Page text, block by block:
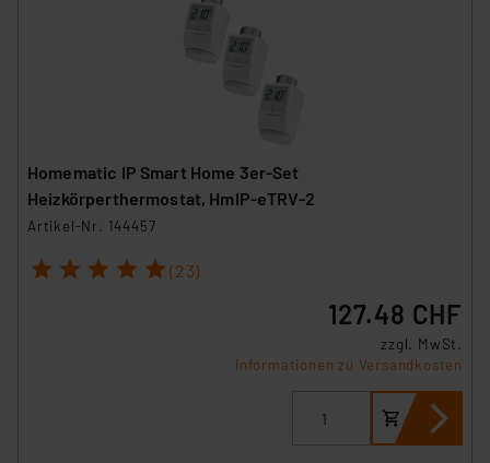
Homematic IP Smart Home 3er-Set
Heizkörperthermostat, HmIP-eTRV-2
Artikel-Nr. 144457
1 2 3 4 5 (23)
127.48 CHF
zzgl. MwSt.
Informationen zu Versandkosten